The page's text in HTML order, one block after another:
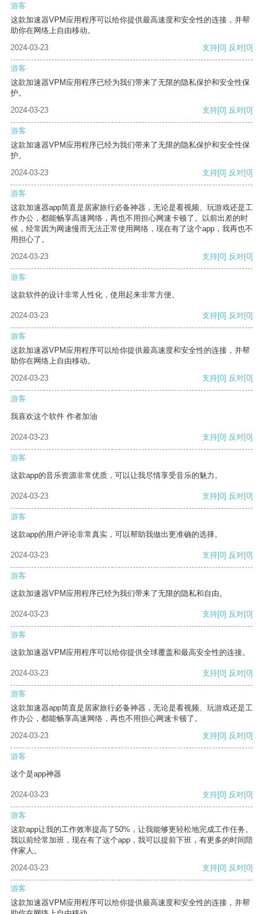
游客
这款加速器VPM应用程序可以给你提供最高速度和安全性的连接，并帮
助你在网络上自由移动。
2024-03-23
支持[0] 反对[0]
游客
这款加速器VPM应用程序已经为我们带来了无限的隐私保护和安全性保
护。
2024-03-23
支持[0] 反对[0]
游客
这款加速器VPM应用程序已经为我们带来了无限的隐私保护和安全性保
护。
2024-03-23
支持[0] 反对[0]
游客
这款加速器app简直是居家旅行必备神器，无论是看视频、玩游戏还是工
作办公，都能畅享高速网络，再也不用担心网速卡顿了。以前出差的时
候，经常因为网速慢而无法正常使用网络，现在有了这个app，我再也不
用担心了。
2024-03-23
支持[0] 反对[0]
游客
这款软件的设计非常人性化，使用起来非常方便。
2024-03-23 支持[0] 反对[0]
游客
这款加速器VPM应用程序可以给你提供最高速度和安全性的连接，并帮
助你在网络上自由移动。
2024-03-23
支持[0] 反对[0]
游客
我喜欢这个软件 作者加油
2024-03-23 支持[0] 反对[0]
游客
这款app的音乐资源非常优质，可以让我尽情享受音乐的魅力。
2024-03-23 支持[0] 反对[0]
游客
这款app的用户评论非常真实，可以帮助我做出更准确的选择。
2024-03-23 支持[0] 反对[0]
游客
这款加速器VPM应用程序已经为我们带来了无限的隐私和自由。
2024-03-23 支持[0] 反对[0]
游客
这款加速器VPM应用程序可以给你提供全球覆盖和最高安全性的连接。
2024-03-23 支持[0] 反对[0]
游客
这款加速器app简直是居家旅行必备神器，无论是看视频、玩游戏还是工
作办公，都能畅享高速网络，再也不用担心网速卡顿了。
2024-03-23
支持[0] 反对[0]
游客
这个是app神器
2024-03-23 支持[0] 反对[0]
游客
这款app让我的工作效率提高了50%，让我能够更轻松地完成工作任务。
我以前经常加班，现在有了这个app，我可以提前下班，有更多的时间陪
伴家人。
2024-03-23
支持[0] 反对[0]
游客
这款加速器VPM应用程序可以给你提供最高速度和安全性的连接，并帮